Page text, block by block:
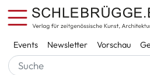
Direkt zum Inhalt
Services
Events Newsletter Vorschau
Startseite